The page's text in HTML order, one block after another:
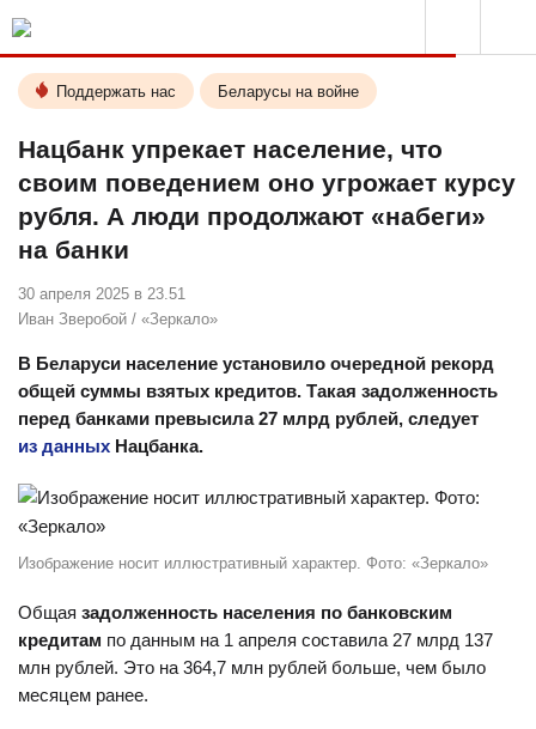
Поддержать нас Беларусы на войне
Нацбанк упрекает население, что
своим поведением оно угрожает курсу
рубля. А люди продолжают «набеги»
на банки
30 апреля 2025 в 23.51
Иван Зверобой / «Зеркало»
В Беларуси население установило очередной рекорд
общей суммы взятых кредитов. Такая задолженность
перед банками превысила 27 млрд рублей, следует
из данных Нацбанка.
Изображение носит иллюстративный характер. Фото: «Зеркало»
Общая задолженность населения по банковским
кредитам по данным на 1 апреля составила 27 млрд 137
млн рублей. Это на 364,7 млн рублей больше, чем было
месяцем ранее.